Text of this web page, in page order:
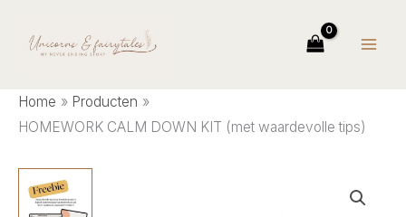
Home
Producten
HOMEWORK CALM DOWN KIT (met waardevolle tips)
waardevolle